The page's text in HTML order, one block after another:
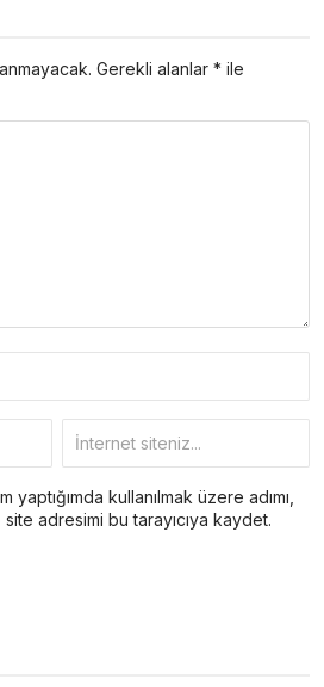
Gerekli alanlar * ile
kullanılmak üzere adımı,
adresimi bu tarayıcıya kaydet.